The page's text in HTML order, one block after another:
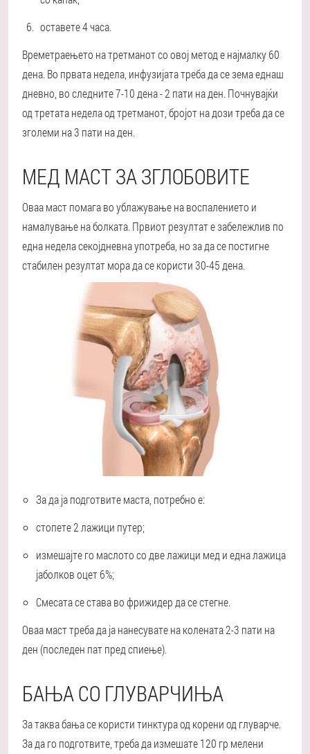
оставете 4 часа.
Времетраењето на третманот со овој метод е најмалку 60
дена. Во првата недела, инфузијата треба да се зема еднаш
дневно, во следните 7-10 дена - 2 пати на ден. Почнувајќи
од третата недела од третманот, бројот на дози треба да се
зголеми на 3 пати на ден.
МЕД МАСТ ЗА ЗГЛОБОВИТЕ
Оваа маст помага во ублажување на воспалението и
намалување на болката. Првиот резултат е забележлив по
една недела секојдневна употреба, но за да се постигне
стабилен резултат мора да се користи 30-45 дена.
За да ја подготвите маста, потребно е:
стопете 2 лажици путер;
измешајте го маслото со две лажици мед и една лажица
јаболков оцет 6%;
Смесата се става во фрижидер да се стегне.
Оваа маст треба да ја нанесувате на колената 2-3 пати на
ден (последен пат пред спиење).
БАЊА СО ГЛУВАРЧИЊА
За таква бања се користи тинктура од корени од глуварче.
За да го подготвите, треба да измешате 120 гр мелени